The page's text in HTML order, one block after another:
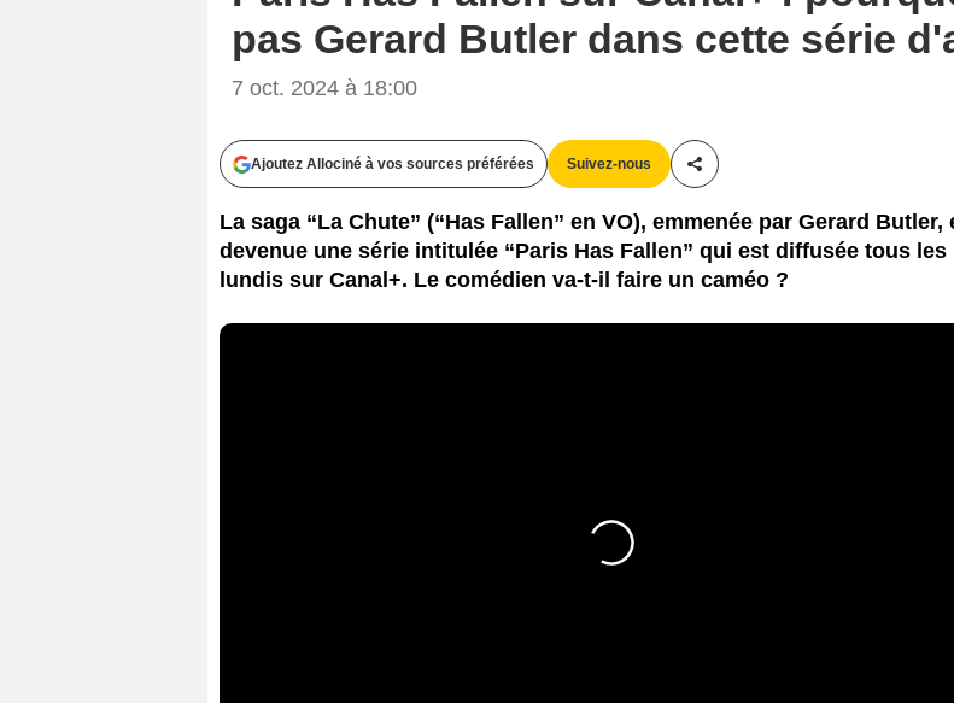
pas Gerard Butler dans cette série
7 oct. 2024 à 18:00
Ajoutez Allociné à vos sources préférées Suivez-nous
Partager cet article
La saga “La Chute” (“Has Fallen” en VO), emmenée par Gerard Butler,
devenue une série intitulée “Paris Has Fallen” qui est diffusée tous les
lundis sur Canal+. Le comédien va-t-il faire un caméo ?